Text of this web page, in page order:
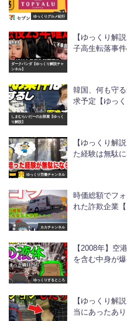
ゆっくりグルメ紀行
ダークパンダ【ゆっくり解説チャ
ンネル】
【ゆっくり解
子高生転落事
しまむらいだーのお部屋【ゆっく
り解説】
韓国、何も守
求予定【ゆっく
ゆっくり労働チャンネル
【ゆっくり解
た経験は無駄
カカチャンネル
時価総額でフ
れた詐欺企業
ゆっくりするところ
【2008年】
を含む中身が
【ゆっくり解
当にあったあ